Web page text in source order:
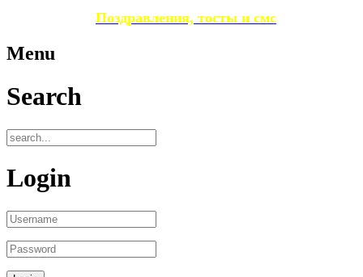
Поздравления, тосты и смс
Menu
Search
Login